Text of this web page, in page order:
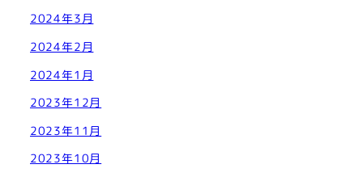
2024年3月
2024年2月
2024年1月
2023年12月
2023年11月
2023年10月